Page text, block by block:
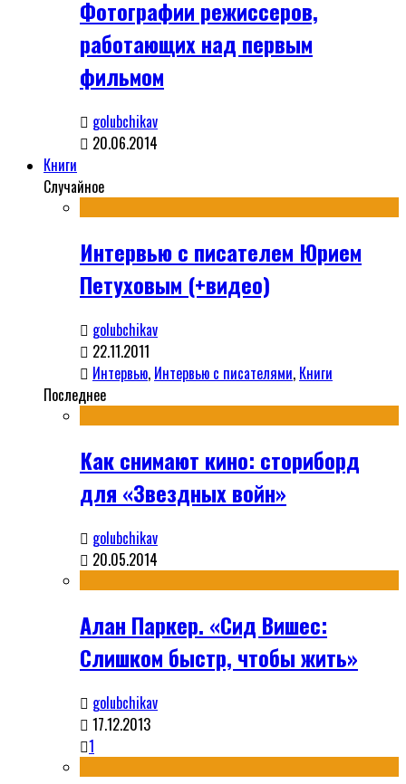
Фотографии режиссеров,
работающих над первым
фильмом
golubchikav
20.06.2014
Книги
Случайное
Интервью с писателем Юрием
Петуховым (+видео)
golubchikav
22.11.2011
Интервью, Интервью с писателями, Книги
Последнее
Как снимают кино: сториборд
для «Звездных войн»
golubchikav
20.05.2014
Алан Паркер. «Сид Вишес:
Слишком быстр, чтобы жить»
golubchikav
17.12.2013
1